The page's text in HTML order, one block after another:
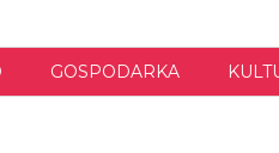
GOSPODARKA